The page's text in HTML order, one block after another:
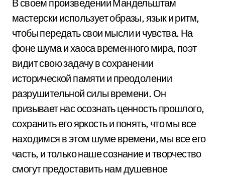
В своем произведении Мандельштам
мастерски использует образы, язык и ритм,
чтобы передать свои мысли и чувства. На
фоне шума и хаоса временного мира, поэт
видит свою задачу в сохранении
исторической памяти и преодолении
разрушительной силы времени. Он
призывает нас осознать ценность прошлого,
сохранить его яркость и понять, что мы все
находимся в этом шуме времени, мы все его
часть, и только наше сознание и творчество
смогут предоставить нам душевное